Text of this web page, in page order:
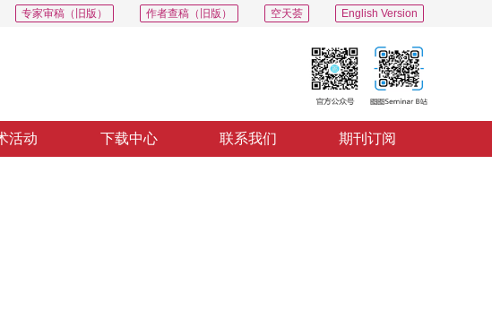
English Version
空天荟
作者查稿（旧版）
专家审稿（旧版）
活动 下载中心 联系我们 期刊订阅